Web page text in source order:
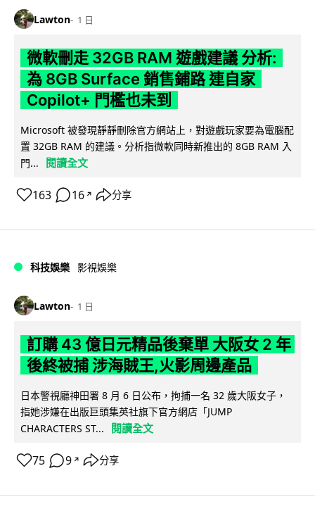
Lawton 1 日
微軟刪走 32GB RAM 遊戲建議 分析:
為 8GB Surface 銷售鋪路 連自家
Copilot+ 門檻也未到
Microsoft 被發現靜靜刪除官方網站上，對遊戲玩家要為電腦配
置 32GB RAM 的建議。分析指微軟同時新推出的 8GB RAM 入
門...
閱讀全文
163 16 ↗ 分享
科技娛樂 影視娛樂
Lawton 1 日
訂購 43 億日元精品後棄單 大阪女 2 年
後終被捕 涉海賊王,火影周邊產品
日本警視廳神田署 8 月 6 日公布，拘捕一名 32 歲大阪女子，
指她涉嫌在出版巨頭集英社旗下官方網店「JUMP
CHARACTERS ST...
閱讀全文
75 9 ↗ 分享